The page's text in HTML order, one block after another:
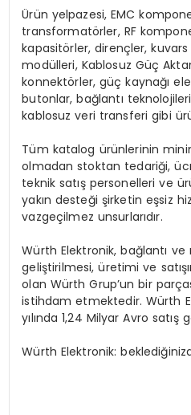
Ürün yelpazesi, EMC
transformatörler, RF
kapasitörler, dirençler,
modülleri, Kablosuz Güç
konnektörler, güç kaynağı
butonlar, bağlantı
kablosuz veri transferi gibi
Tüm katalog ürünlerinin
olmadan stoktan tedariği,
teknik satış personelleri ve
yakın desteği şirketin eşsiz
vazgeçilmez unsurlarıdır.
Würth Elektronik, bağlantı
geliştirilmesi, üretimi ve
olan Würth Grup’un bir
istihdam etmektedir. Würth
yılında 1,24 Milyar Avro satış
Würth Elektronik: